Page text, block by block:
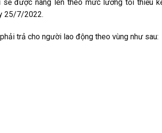
sẽ được nâng lên theo mức lương tối thiểu
25/7/2022.
trả cho người lao động theo vùng như sau: